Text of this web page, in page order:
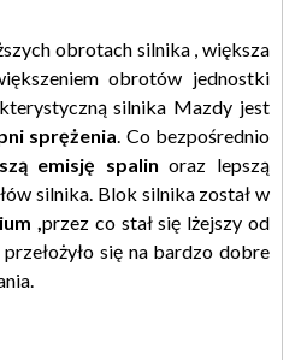
obrotach silnika , większa
obrotów jednostki
silnika Mazdy jest
sprężenia. Co bezpośrednio
emisję spalin oraz lepszą
silnika. Blok silnika został w
,przez co stał się lżejszy od
się na bardzo dobre